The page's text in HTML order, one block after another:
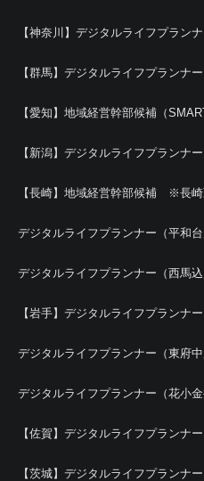
【神奈川】デジタルライフプラン
【群馬】デジタルライフプランナ
【愛知】地域経営幹部候補（
【新潟】デジタルライフプランナ
【長崎】地域経営幹部候補 ※長
デジタルライフプランナー（平和台
デジタルライフプランナー（西馬込
【岩手】デジタルライフプランナ
デジタルライフプランナー（東府中
デジタルライフプランナー（花小金
【佐賀】デジタルライフプランナ
【茨城】デジタルライフプランナー